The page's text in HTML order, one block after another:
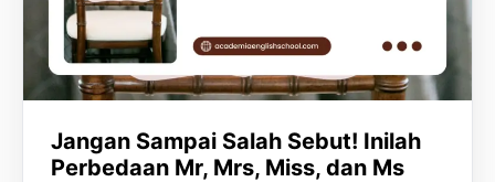
Jangan Sampai Salah Sebut! Inilah
Perbedaan Mr, Mrs, Miss, dan Ms